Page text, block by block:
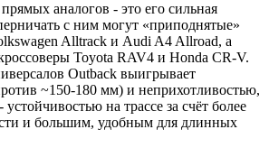
аналогов - это его сильная
с ним могут «приподнятые»
Alltrack и Audi A4 Allroad, а
Toyota RAV4 и Honda CR-V.
Outback выигрывает
~150-180 мм) и неприхотливостью,
на трассе за счёт более
и большим, удобным для длинных